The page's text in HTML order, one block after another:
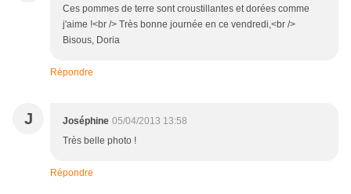
Ces pommes de terre sont croustillantes et dorées comme
j'aime !<br /> Très bonne journée en ce vendredi,<br />
Bisous, Doria
Répondre
J Joséphine 05/04/2013 13:58
Très belle photo !
Répondre